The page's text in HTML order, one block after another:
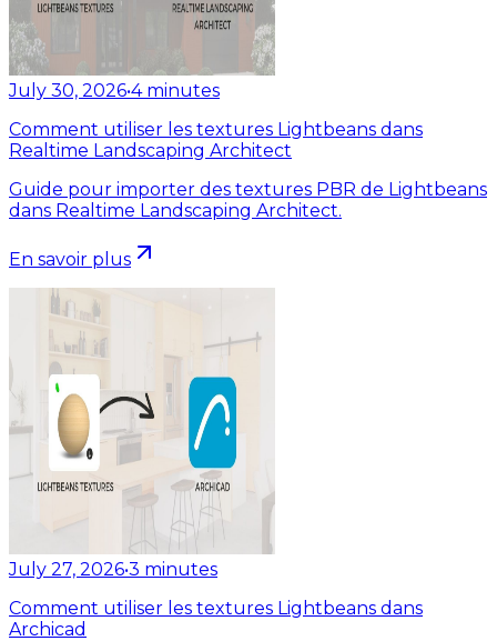
July 30, 2026•4 minutes
Comment utiliser les textures Lightbeans dans
Realtime Landscaping Architect
Guide pour importer des textures PBR de Lightbeans
dans Realtime Landscaping Architect.
En savoir plus
July 27, 2026•3 minutes
Comment utiliser les textures Lightbeans dans
Archicad